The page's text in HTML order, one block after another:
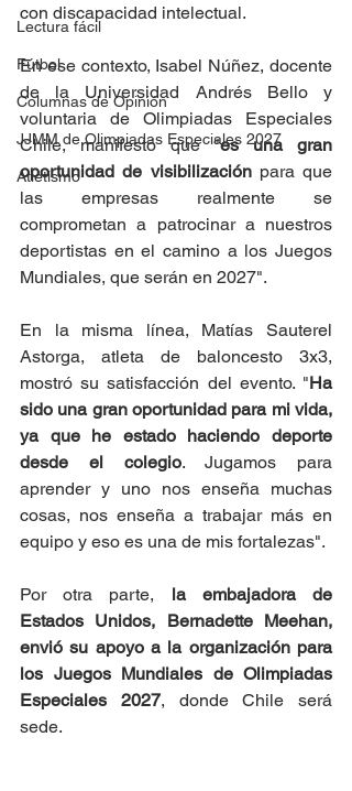
Lectura fácil
Fútbol
Columnas de Opinión
JJMM de Olimpiadas Especiales 2027
Atletismo
con discapacidad intelectual.
En ese contexto, Isabel Núñez, docente
de la Universidad Andrés Bello y
voluntaria de Olimpiadas Especiales
Chile, manifestó que "es una gran
oportunidad de visibilización para que
las empresas realmente se
comprometan a patrocinar a nuestros
deportistas en el camino a los Juegos
Mundiales, que serán en 2027".
En la misma línea, Matías Sauterel
Astorga, atleta de baloncesto 3x3,
mostró su satisfacción del evento. "Ha
sido una gran oportunidad para mi vida,
ya que he estado haciendo deporte
desde el colegio. Jugamos para
aprender y uno nos enseña muchas
cosas, nos enseña a trabajar más en
equipo y eso es una de mis fortalezas".
Por otra parte, la embajadora de
Estados Unidos, Bernadette Meehan,
envió su apoyo a la organización para
los Juegos Mundiales de Olimpiadas
Especiales 2027, donde Chile será
sede.